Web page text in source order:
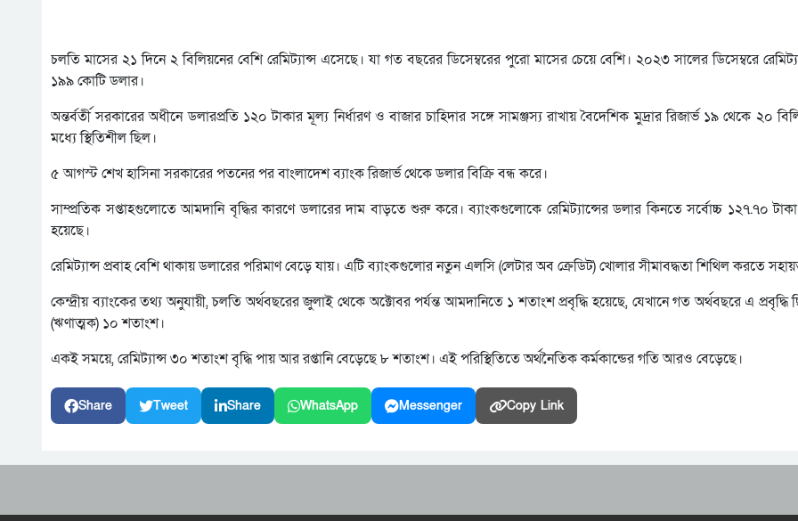
চলতি মাসের ২১ দিনে ২ বিলিয়নের বেশি রেমিট্যান্স এসেছে। যা গত বছরের ডিসেম্বরের পুরো মাসের চেয়ে বেশি। ২০২৩ সালের ডিসেম্বরে
১৯৯ কোটি ডলার।
অন্তর্বর্তী সরকারের অধীনে ডলারপ্রতি ১২০ টাকার মূল্য নির্ধারণ ও বাজার চাহিদার সঙ্গে সামঞ্জস্য রাখায় বৈদেশিক মুদ্রার রিজার্ভ ১৯ থেকে ২০
মধ্যে স্থিতিশীল ছিল।
৫ আগস্ট শেখ হাসিনা সরকারের পতনের পর বাংলাদেশ ব্যাংক রিজার্ভ থেকে ডলার বিক্রি বন্ধ করে।
সাম্প্রতিক সপ্তাহগুলোতে আমদানি বৃদ্ধির কারণে ডলারের দাম বাড়তে শুরু করে। ব্যাংকগুলোকে রেমিট্যান্সের ডলার কিনতে সর্বোচ্চ ১২৭.৭০
হয়েছে।
রেমিট্যান্স প্রবাহ বেশি থাকায় ডলারের পরিমাণ বেড়ে যায়। এটি ব্যাংকগুলোর নতুন এলসি (লেটার অব ক্রেডিট) খোলার সীমাবদ্ধতা শিথিল করতে
কেন্দ্রীয় ব্যাংকের তথ্য অনুযায়ী, চলতি অর্থবছরের জুলাই থেকে অক্টোবর পর্যন্ত আমদানিতে ১ শতাংশ প্রবৃদ্ধি হয়েছে, যেখানে গত অর্থবছরে এ প্রবৃদ্ধি
(ঋণাত্মক) ১০ শতাংশ।
একই সময়ে, রেমিট্যান্স ৩০ শতাংশ বৃদ্ধি পায় আর রপ্তানি বেড়েছে ৮ শতাংশ। এই পরিস্থিতিতে অর্থনৈতিক কর্মকান্ডের গতি আরও বেড়েছে।
Share Tweet Share WhatsApp Messenger Copy Link